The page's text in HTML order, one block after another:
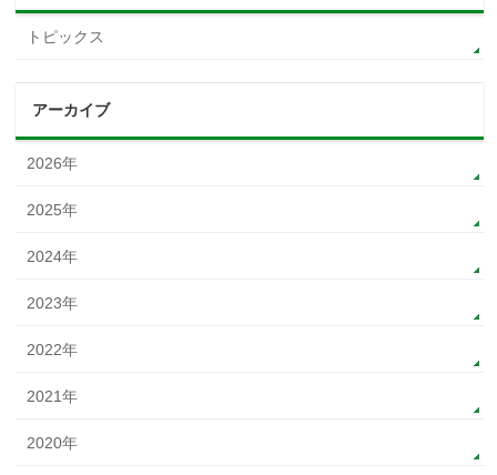
トピックス
アーカイブ
2026年
2025年
2024年
2023年
2022年
2021年
2020年